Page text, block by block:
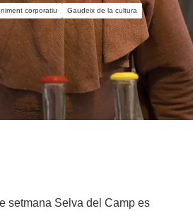
corporatiu Gaudeix de la cultura
setmana Selva del Camp es